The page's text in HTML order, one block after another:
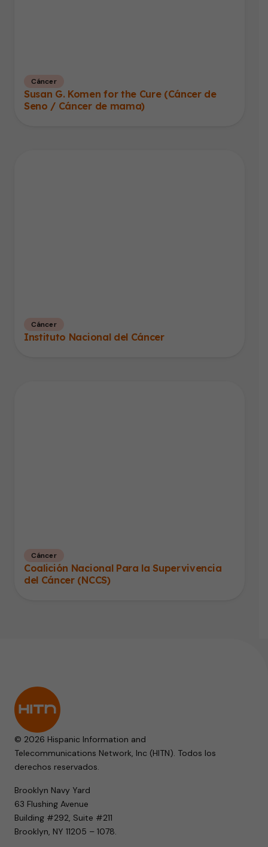
Cáncer
Susan G. Komen for the Cure (Cáncer de
Seno / Cáncer de mama)
Cáncer
Instituto Nacional del Cáncer
Cáncer
Coalición Nacional Para la Supervivencia
del Cáncer (NCCS)
© 2026 Hispanic Information and
Telecommunications Network, Inc (HITN). Todos los
derechos reservados.
Brooklyn Navy Yard
63 Flushing Avenue
Building #292, Suite #211
Brooklyn, NY 11205 – 1078.